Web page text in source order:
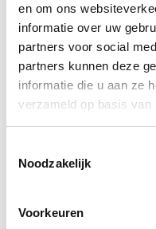
en om ons
informatie over uw
partners voor social
partners kunnen deze
informatie die u aan ze
verzameld op basis van
Noodzakelijk
Voorkeuren
Geboorte als